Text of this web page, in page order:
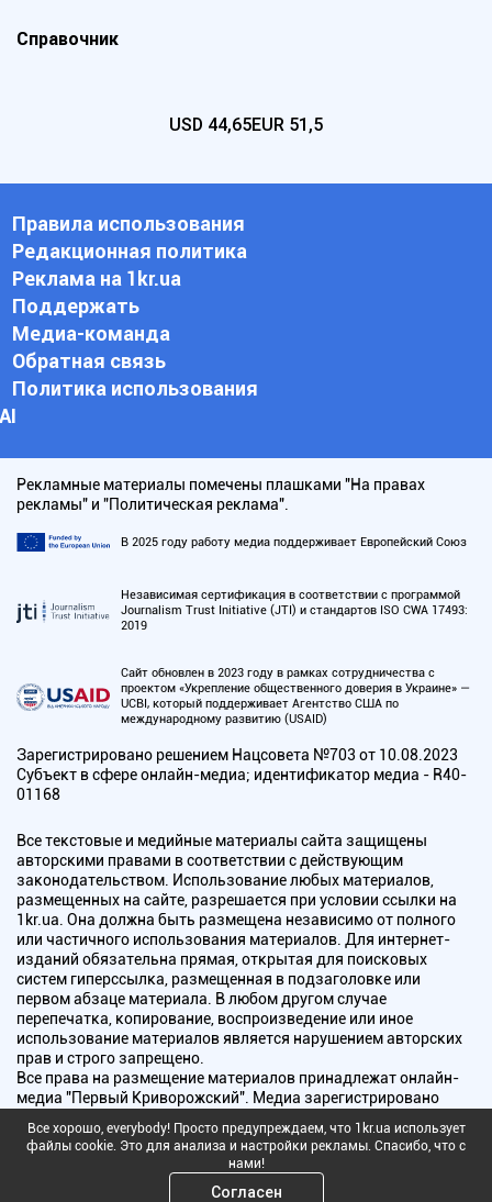
Справочник
USD 44,65EUR 51,5
Правила использования
Редакционная политика
Реклама на 1kr.ua
Поддержать
Медиа-команда
Обратная связь
Политика использования
АI
Рекламные материалы помечены плашками "На правах
рекламы" и "Политическая реклама".
В 2025 году работу медиа поддерживает Европейский Союз
Независимая сертификация в соответствии с программой
Journalism Trust Initiative (JTI) и стандартов ISO CWA 17493:
2019
Сайт обновлен в 2023 году в рамках сотрудничества с
проектом «Укрепление общественного доверия в Украине» —
UCBI, который поддерживает Агентство США по
международному развитию (USAID)
Зарегистрировано решением Нацсовета №703 от 10.08.2023
Субъект в сфере онлайн-медиа; идентификатор медиа - R40-
01168
Все текстовые и медийные материалы сайта защищены
авторскими правами в соответствии с действующим
законодательством. Использование любых материалов,
размещенных на сайте, разрешается при условии ссылки на
1kr.ua. Она должна быть размещена независимо от полного
или частичного использования материалов. Для интернет-
изданий обязательна прямая, открытая для поисковых
систем гиперссылка, размещенная в подзаголовке или
первом абзаце материала. В любом другом случае
перепечатка, копирование, воспроизведение или иное
использование материалов является нарушением авторских
прав и строго запрещено.
Все права на размещение материалов принадлежат онлайн-
медиа "Первый Криворожский". Медиа зарегистрировано
Национальным советом Украины по вопросам телевидения и
радиовещания.
Copyright © 2010 - 2026 Все права защищены
Все хорошо, everybody! Просто предупреждаем, что 1kr.ua использует
файлы cookie. Это для анализа и настройки рекламы. Спасибо, что с
нами!
Согласен